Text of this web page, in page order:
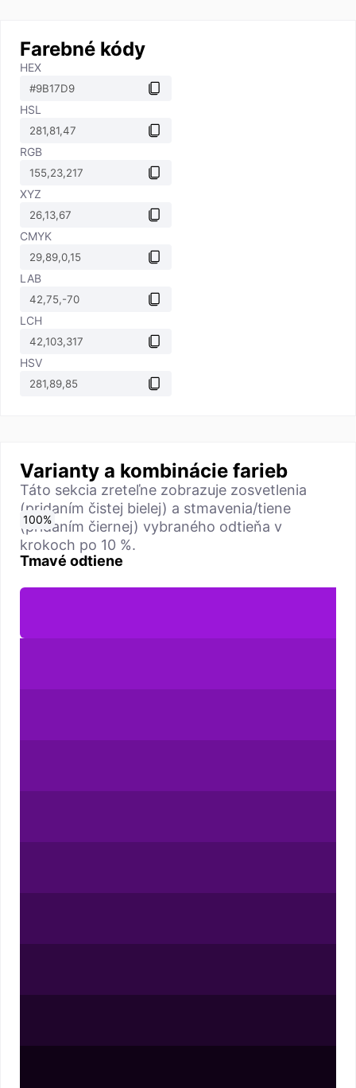
Farebné kódy
HEX
HSL
RGB
XYZ
CMYK
LAB
LCH
HSV
Varianty a kombinácie farieb
Táto sekcia zreteľne zobrazuje zosvetlenia
(pridaním čistej bielej) a stmavenia/tiene
(pridaním čiernej) vybraného odtieňa v
krokoch po 10 %.
Tmavé odtiene
0%
10%
20%
30%
40%
50%
60%
70%
80%
90%
100%